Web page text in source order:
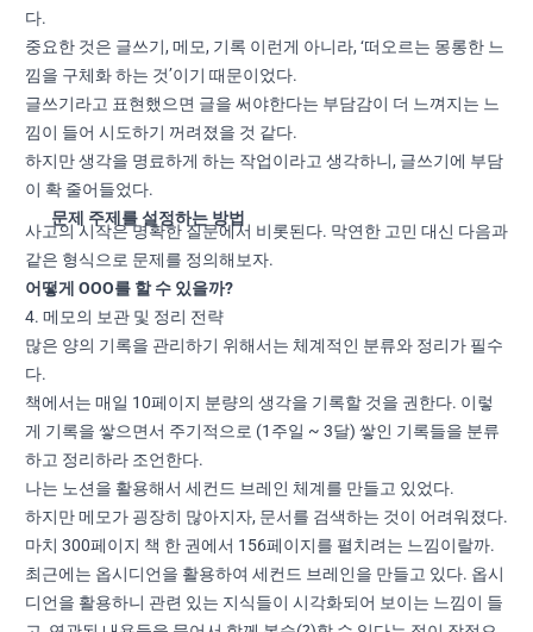
다.
중요한 것은 글쓰기, 메모, 기록 이런게 아니라, ‘떠오르는 몽롱한 느
낌을 구체화 하는 것’이기 때문이었다.
글쓰기라고 표현했으면 글을 써야한다는 부담감이 더 느껴지는 느
낌이 들어 시도하기 꺼려졌을 것 같다.
하지만 생각을 명료하게 하는 작업이라고 생각하니, 글쓰기에 부담
이 확 줄어들었다.
문제 주제를 설정하는 방법
사고의 시작은 명확한 질문에서 비롯된다. 막연한 고민 대신 다음과
같은 형식으로 문제를 정의해보자.
어떻게 OOO를 할 수 있을까?
4. 메모의 보관 및 정리 전략
많은 양의 기록을 관리하기 위해서는 체계적인 분류와 정리가 필수
다.
책에서는 매일 10페이지 분량의 생각을 기록할 것을 권한다. 이렇
게 기록을 쌓으면서 주기적으로 (1주일 ~ 3달) 쌓인 기록들을 분류
하고 정리하라 조언한다.
나는 노션을 활용해서 세컨드 브레인 체계를 만들고 있었다.
하지만 메모가 굉장히 많아지자, 문서를 검색하는 것이 어려워졌다.
마치 300페이지 책 한 권에서 156페이지를 펼치려는 느낌이랄까.
최근에는 옵시디언을 활용하여 세컨드 브레인을 만들고 있다. 옵시
디언을 활용하니 관련 있는 지식들이 시각화되어 보이는 느낌이 들